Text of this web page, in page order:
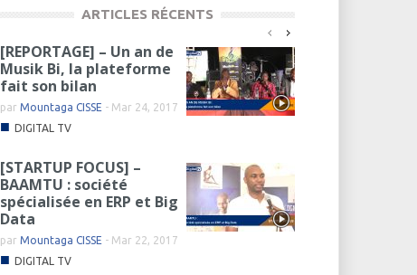
ARTICLES RÉCENTS
[REPORTAGE] – Un an de
Musik Bi, la plateforme
fait son bilan
parMountaga CISSE - Mar 24, 2017
■ DIGITAL TV
[STARTUP FOCUS] –
BAAMTU : société
spécialisée en ERP et Big
Data
parMountaga CISSE - Mar 22, 2017
■ DIGITAL TV